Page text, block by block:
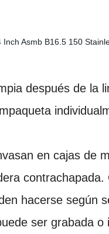
después de la
en cajas de
hacerse según
ser grabada